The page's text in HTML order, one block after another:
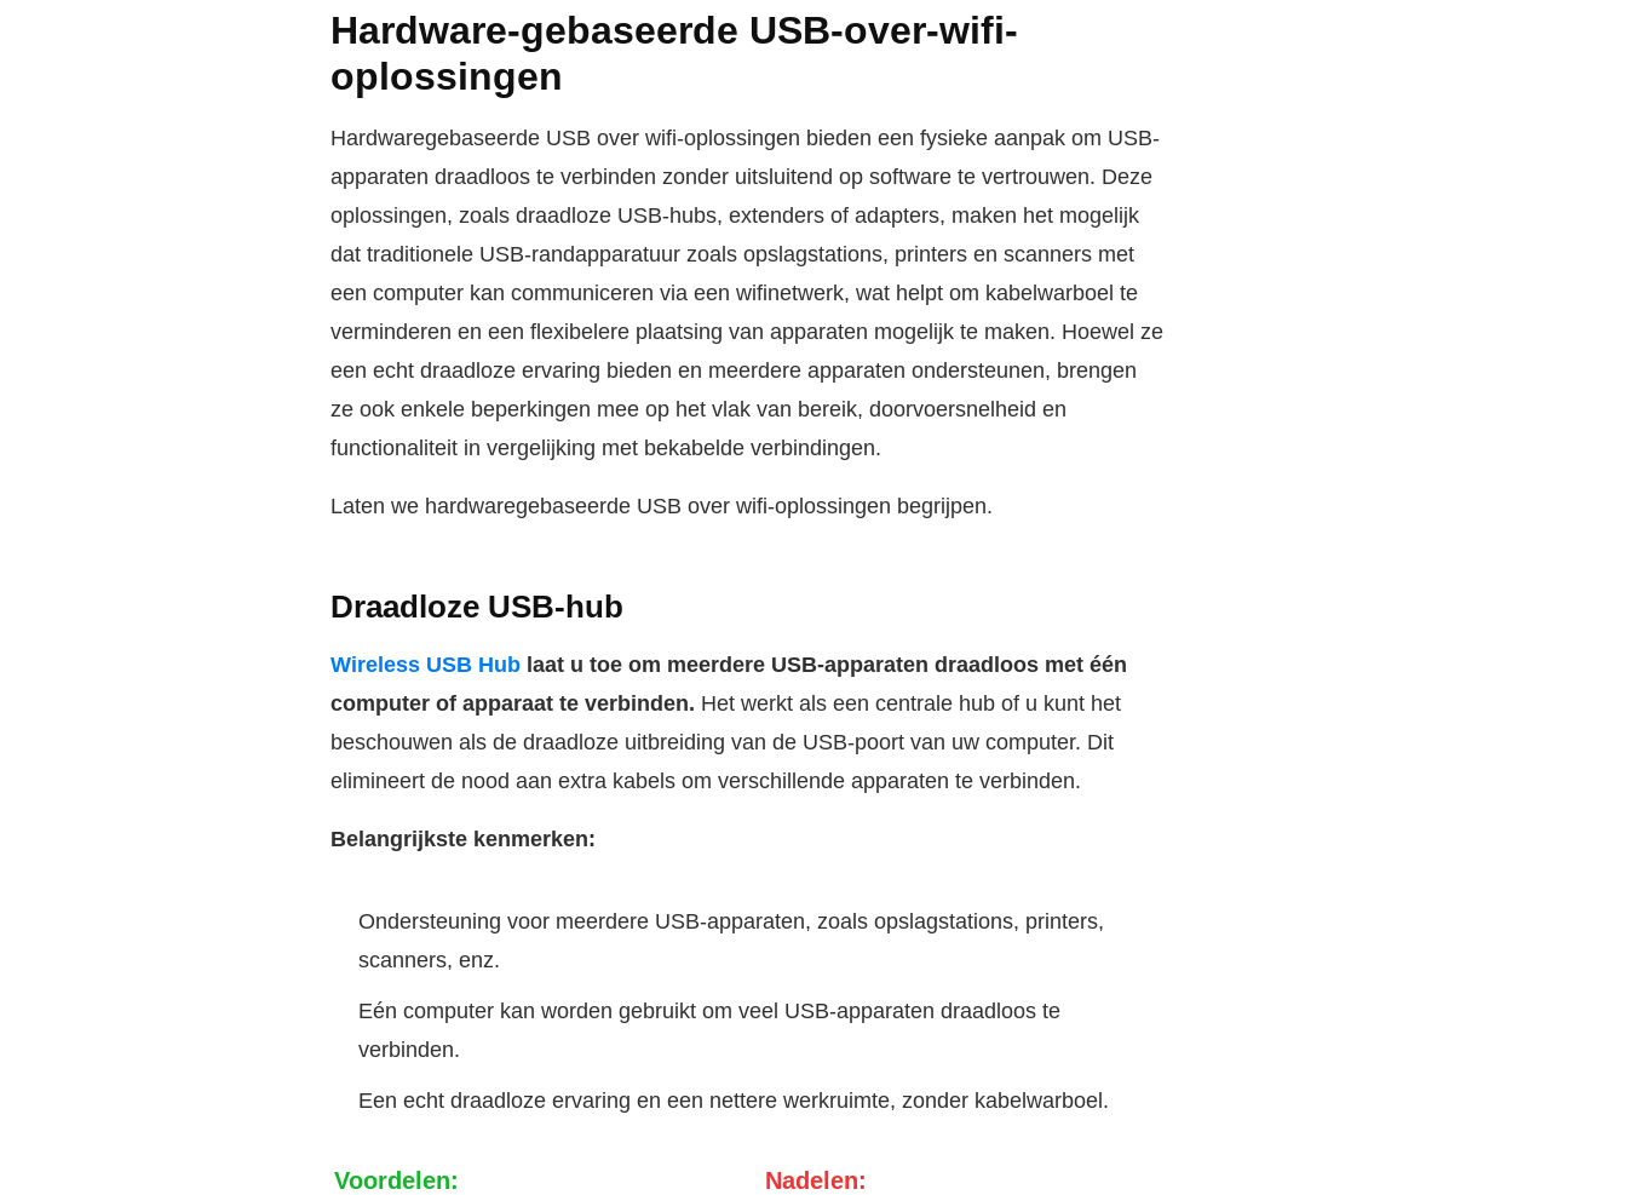
Hardware-gebaseerde USB-over-wifi-
oplossingen
Hardwaregebaseerde USB over wifi-oplossingen bieden een fysieke aanpak om USB-
apparaten draadloos te verbinden zonder uitsluitend op software te vertrouwen. Deze
oplossingen, zoals draadloze USB-hubs, extenders of adapters, maken het mogelijk
dat traditionele USB-randapparatuur zoals opslagstations, printers en scanners met
een computer kan communiceren via een wifinetwerk, wat helpt om kabelwarboel te
verminderen en een flexibelere plaatsing van apparaten mogelijk te maken. Hoewel ze
een echt draadloze ervaring bieden en meerdere apparaten ondersteunen, brengen
ze ook enkele beperkingen mee op het vlak van bereik, doorvoersnelheid en
functionaliteit in vergelijking met bekabelde verbindingen.
Laten we hardwaregebaseerde USB over wifi-oplossingen begrijpen.
Draadloze USB-hub
Wireless USB Hub laat u toe om meerdere USB-apparaten draadloos met één
computer of apparaat te verbinden. Het werkt als een centrale hub of u kunt het
beschouwen als de draadloze uitbreiding van de USB-poort van uw computer. Dit
elimineert de nood aan extra kabels om verschillende apparaten te verbinden.
Belangrijkste kenmerken:
Ondersteuning voor meerdere USB-apparaten, zoals opslagstations, printers,
scanners, enz.
Eén computer kan worden gebruikt om veel USB-apparaten draadloos te
verbinden.
Een echt draadloze ervaring en een nettere werkruimte, zonder kabelwarboel.
Voordelen: Nadelen: